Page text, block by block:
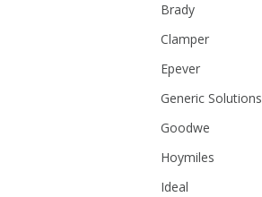
Brady
Clamper
Epever
Generic Solutions
Goodwe
Hoymiles
Ideal